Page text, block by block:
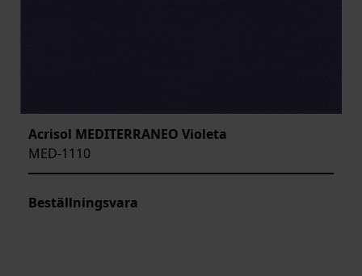
Acrisol MEDITERRANEO Violeta
MED-1110
Beställningsvara